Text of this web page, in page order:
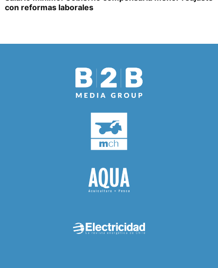
con reformas laborales